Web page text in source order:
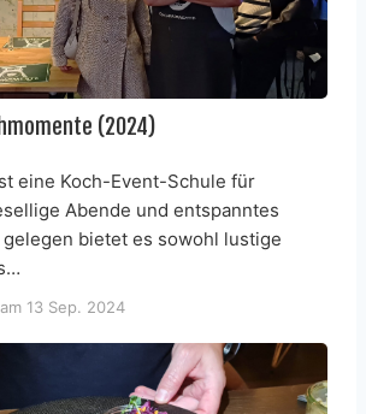
(2024)
eine Koch-Event-Schule für
Abende und entspanntes
gelegen bietet es sowohl lustige
am 13 Sep. 2024